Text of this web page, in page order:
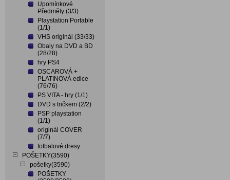
Upomínkové
Předměty (3/3)
Playstation Portable
(1/1)
VHS originál (33/33)
Obaly na DVD a BD
(28/28)
hry PS4
OSCAROVÁ +
PLATINOVÁ edice
(76/76)
PS VITA - hry (1/1)
DVD s tričkem (2/2)
PSP playstation
(1/1)
originál COVER
(7/7)
fotbalové dresy
POŠETKY(3590)
pošetky(3590)
POŠETKY